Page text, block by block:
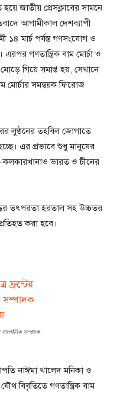
হয়ে জাতীয় প্রেসক্লাবের সামনে
আগামীকাল দেশব্যাপী
১৪ মার্চ পর্যন্ত গণসংযোগ ও
গণতান্ত্রিক বাম মোর্চা ও
গিয়ে সমাপ্ত হয়, সেখানে
মোর্চার সমন্বয়ক ফিরোজ
লুণ্ঠনের তহবিল জোগাতে
এর প্রভাবে শুধু মানুষের
কলকারখানাও ভারত ও চীনের
তৎপরতা হরতাল সহ উচ্চতর
করা হবে।
সাংগঠনিক সম্পাদক
নাঈমা খালেদ মনিকা ও
বিবৃতিতে গণতান্ত্রিক বাম